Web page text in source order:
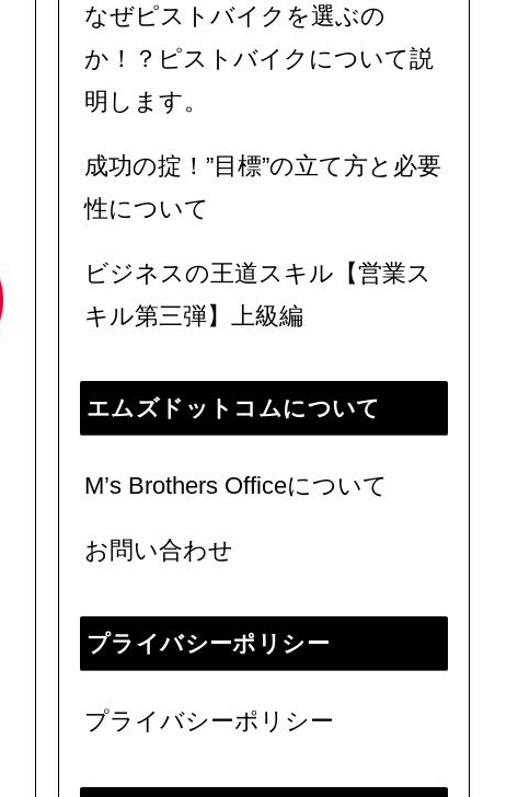
なぜピストバイクを選ぶの
か！？ピストバイクについて説
明します。
成功の掟！”目標”の立て方と必要
性について
ビジネスの王道スキル【営業ス
キル第三弾】上級編
エムズドットコムについて
M’s Brothers Officeについて
お問い合わせ
プライバシーポリシー
プライバシーポリシー